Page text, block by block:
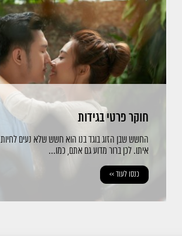
חוקר פרטי בגידות
החשש שבן הזוג בוגד בנו הוא חשש שלא נעים לחיות
איתו. לכן ברור מדוע גם אתם, כמו...
כנסו לעוד >>